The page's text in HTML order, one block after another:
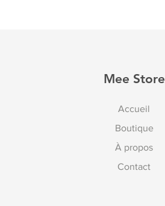
Mee Store
Accueil
Boutique
À propos
Contact